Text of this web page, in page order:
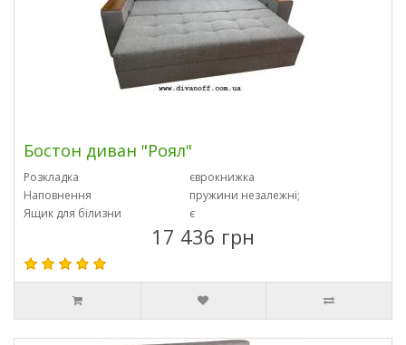
Бостон диван "Роял"
Розкладка
єврокнижка
Наповнення
пружини незалежні;
Ящик для білизни
є
17 436 грн